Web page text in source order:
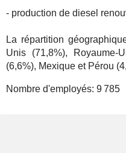
- production de diesel
La répartition
Unis (71,8%), Royaume-
(6,6%), Mexique et Pérou
Nombre d'employés: 9 785